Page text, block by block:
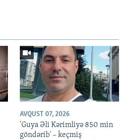
AVQUST 07, 2026
'Guya Əli Kərimliyə 850 min
göndərib' – keçmiş